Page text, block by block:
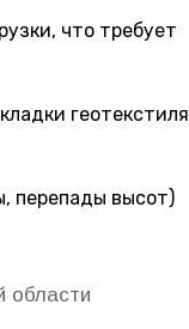
что требует
геотекстиля
перепады высот)
области